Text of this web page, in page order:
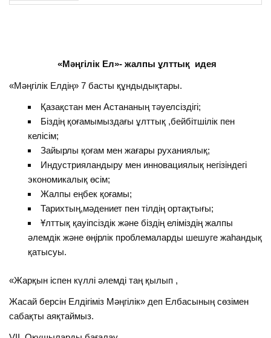
«Мәңгілік Ел»- жалпы ұлттық идея
«Мәңгілік Елдің» 7 басты құндыдықтары.
Қазақстан мен Астананың тәуелсіздігі;
Біздің қоғамымыздағы ұлттық ,бейбітшілік пен
келісім;
Зайырлы қоғам мен жағары руханиялық;
Индустрияландыру мен инновациялық негізіндегі
экономикалық өсім;
Жалпы еңбек қоғамы;
Тарихтың,мәдениет пен тілдің ортақтығы;
Ұлттық қауіпсіздік және біздің еліміздің жалпы
әлемдік және өңірлік проблемаларды шешуге жаһандық
қатысуы.
«Жарқын іспен күллі әлемді таң қылып ,
Жасай берсін Елдігіміз Мәңгілік» деп Елбасының сөзімен
сабақты аяқтаймыз.